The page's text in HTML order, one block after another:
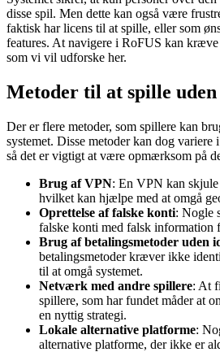
disse spil. Men dette kan også være
faktisk har licens til at spille, eller som
features. At navigere i RoFUS kan
som vi vil udforske her.
Metoder til at spille uden
Der er flere metoder, som spillere kan
systemet. Disse metoder kan dog
så det er vigtigt at være opmærksom på
Brug af VPN: En VPN kan
hvilket kan hjælpe med at omgå
Oprettelse af falske konti: Nogle
falske konti med falsk information
Brug af betalingsmetoder uden
betalingsmetoder kræver ikke
til at omgå systemet.
Netværk med andre spillere: At
spillere, som har fundet måder at
en nyttig strategi.
Lokale alternative platforme:
alternative platforme, der ikke er